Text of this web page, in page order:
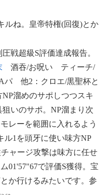
ルね。皇帝特権(回復)とか
戦超級S評価達成報告。
酒吞/お呪い ティーチ/
パ 他2：クロエ/黒聖杯と
溜めのサポしつつスキ
いのサポ。NP溜まり次
レーを範囲に入れるよう
ル1を頭牙に使い味方NP
ャージ攻撃は味方に任せ
01'57"67で評価S獲得。宝
か行けるみたいです。参